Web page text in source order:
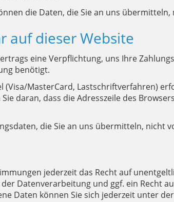
die Daten, die Sie an uns
auf dieser Website
eine Verpflichtung, uns Ihre
benötigt.
MasterCard, Lastschriftverfahren)
daran, dass die Adresszeile des
die Sie an uns übermitteln, nicht
jederzeit das Recht auf
Datenverarbeitung und ggf. ein Recht
Daten können Sie sich jederzeit unter